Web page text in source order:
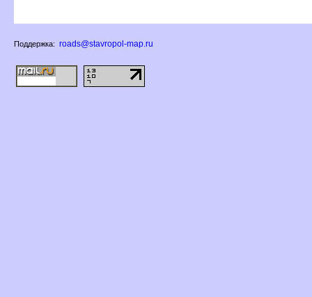
Поддержка: roads@stavropol-map.ru